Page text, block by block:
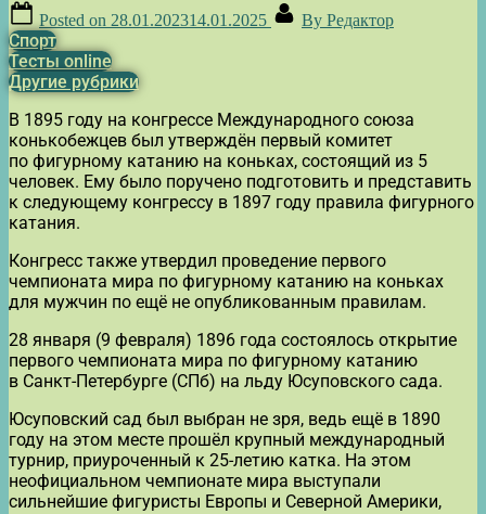
Posted on 28.01.202314.01.2025 By Редактор
Спорт
Тесты online
Другие рубрики
В 1895 году на конгрессе Международного союза
конькобежцев был утверждён первый комитет
по фигурному катанию на коньках, состоящий из 5
человек. Ему было поручено подготовить и представить
к следующему конгрессу в 1897 году правила фигурного
катания.
Конгресс также утвердил проведение первого
чемпионата мира по фигурному катанию на коньках
для мужчин по ещё не опубликованным правилам.
28 января (9 февраля) 1896 года состоялось открытие
первого чемпионата мира по фигурному катанию
в Санкт-Петербурге (СПб) на льду Юсуповского сада.
Юсуповский сад был выбран не зря, ведь ещё в 1890
году на этом месте прошёл крупный международный
турнир, приуроченный к 25-летию катка. На этом
неофициальном чемпионате мира выступали
сильнейшие фигуристы Европы и Северной Америки,